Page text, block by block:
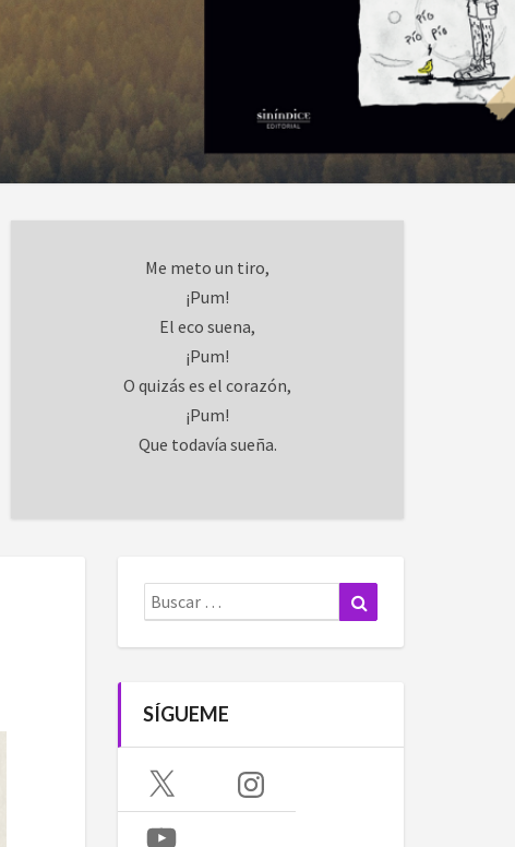
Me meto un tiro,
¡Pum!
El eco suena,
¡Pum!
O quizás es el corazón,
¡Pum!
Que todavía sueña.
Buscar:
SÍGUEME
X Instagram
YouTube